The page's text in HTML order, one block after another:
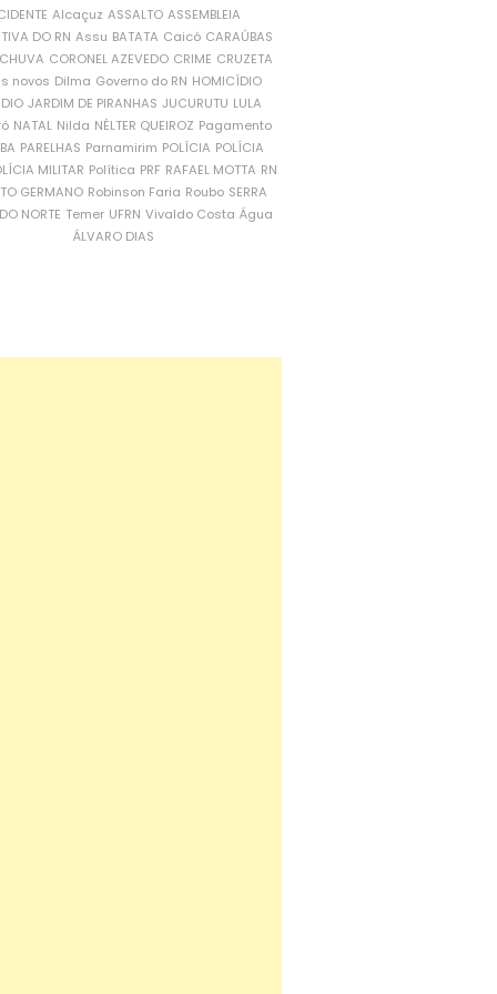
Alcaçuz ASSALTO ASSEMBLEIA
DO RN Assu BATATA Caicó CARAÚBAS
CORONEL AZEVEDO CRIME CRUZETA
novos Dilma Governo do RN HOMICÍDIO
JARDIM DE PIRANHAS JUCURUTU LULA
NATAL Nilda NÉLTER QUEIROZ Pagamento
PARELHAS Parnamirim POLÍCIA POLÍCIA
MILITAR Política PRF RAFAEL MOTTA RN
GERMANO Robinson Faria Roubo SERRA
NORTE Temer UFRN Vivaldo Costa Água
ÁLVARO DIAS